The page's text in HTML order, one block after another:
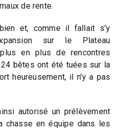
de rente.
et, comme il fallait s’y
sur le Plateau
plus en plus de rencontres
bêtes ont été tuées sur la
heureusement, il n’y a pas
autorisé un prélèvement
chasse en équipe dans les